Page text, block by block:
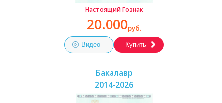
Настоящий Гознак
20.000руб.
Видео Купить
Бакалавр
2014-2026